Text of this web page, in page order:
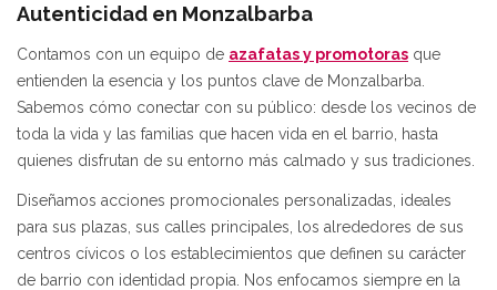
Autenticidad en Monzalbarba
Contamos con un equipo de azafatas y promotoras que
entienden la esencia y los puntos clave de Monzalbarba.
Sabemos cómo conectar con su público: desde los vecinos de
toda la vida y las familias que hacen vida en el barrio, hasta
quienes disfrutan de su entorno más calmado y sus tradiciones.
Diseñamos acciones promocionales personalizadas, ideales
para sus plazas, sus calles principales, los alrededores de sus
centros cívicos o los establecimientos que definen su carácter
de barrio con identidad propia. Nos enfocamos siempre en la